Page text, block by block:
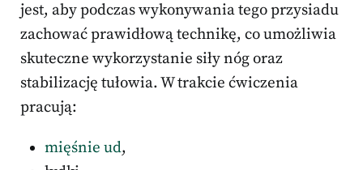
jest, aby podczas wykonywania tego przysiadu
zachować prawidłową technikę, co umożliwia
skuteczne wykorzystanie siły nóg oraz
stabilizację tułowia. W trakcie ćwiczenia
pracują:
mięśnie ud,